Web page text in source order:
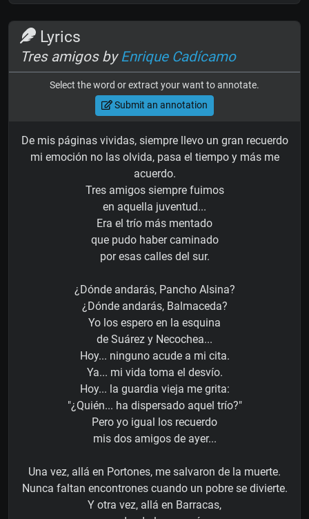
Lyrics
Tres amigos by Enrique Cadícamo
Select the word or extract your want to annotate.
Submit an annotation
De mis páginas vividas, siempre llevo un gran recuerdo
mi emoción no las olvida, pasa el tiempo y más me
acuerdo.
Tres amigos siempre fuimos
en aquella juventud...
Era el trío más mentado
que pudo haber caminado
por esas calles del sur.
¿Dónde andarás, Pancho Alsina?
¿Dónde andarás, Balmaceda?
Yo los espero en la esquina
de Suárez y Necochea...
Hoy... ninguno acude a mi cita.
Ya... mi vida toma el desvío.
Hoy... la guardia vieja me grita:
"¿Quién... ha dispersado aquel trío?"
Pero yo igual los recuerdo
mis dos amigos de ayer...
Una vez, allá en Portones, me salvaron de la muerte.
Nunca faltan encontrones cuando un pobre se divierte.
Y otra vez, allá en Barracas,